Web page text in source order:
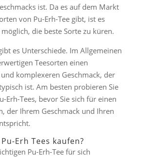
ist. Da es auf dem Markt
von Pu-Erh-Tee gibt, ist es
die beste Sorte zu küren.
es Unterschiede. Im Allgemeinen
Teesorten einen
komplexeren Geschmack, der
ist. Am besten probieren Sie
Erh-Tees, bevor Sie sich für einen
der Ihrem Geschmack und Ihren
Erh Tees kaufen?
Pu-Erh-Tee für sich